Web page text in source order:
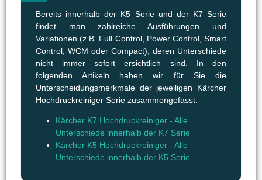
Bereits innerhalb der K5 Serie und der K7 Serie
findet man zahlreiche Ausführungen und
Variationen (z.B. Full Control, Power Control, Smart
Control, WCM oder Compact), deren Unterschiede
nicht immer sofort ersichtlich sind. In den
folgenden Artikeln haben wir für Sie die
Unterscheidungsmerkmale der jeweiligen Kärcher
Hochdruckreiniger Serie zusammengefasst:
Kärcher K7 Hochdruckreiniger - Alle
Unterschiede innerhalb der K7 Serie
Kärcher K5 Hochdruckreiniger - Alle
Unterschiede innerhalb der K5 Serie